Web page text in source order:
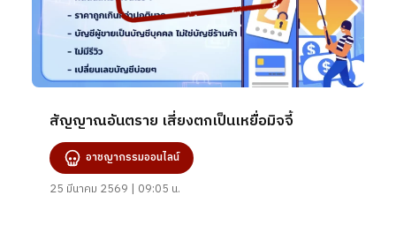
สัญญาณอันตราย เสี่ยงตกเป็นเหยื่อมิจจี้
อาชญากรรมออนไลน์
25 มีนาคม 2569 | 09:05 น.